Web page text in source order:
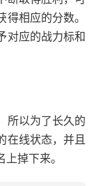
相应的分数。
对应的战力标和
所以为了长久的
在线状态，并且
掉下来。